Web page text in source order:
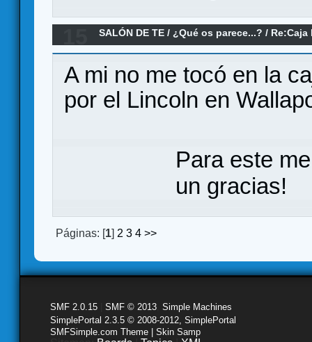
SALÓN DE TE / ¿Qué os parece...? /
A mi no me tocó en la
por el Lincoln en
Para este
un gracias!
Páginas: [1] 2 3 4 >>
SMF 2.0.15 SMF © 2013 Simple Machines
SimplePortal 2.3.5 © 2008-2012, SimplePortal
SMFSimple.com Theme | Skin Samp